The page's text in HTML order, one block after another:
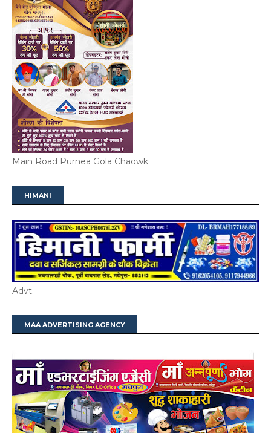
Main Road Purnea Gola Chaowk
HIMANI
Advt.
MAA ADVERTISING AGENCY